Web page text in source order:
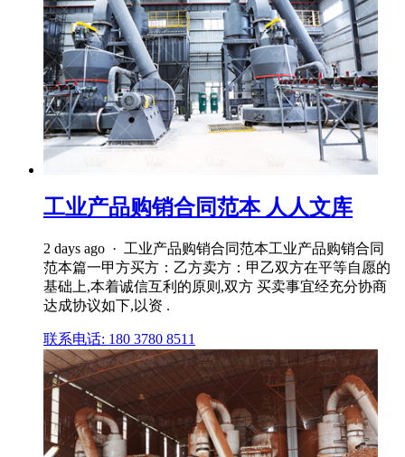
工业产品购销合同范本 人人文库
2 days ago · 工业产品购销合同范本工业产品购销合同
范本篇一甲方买方：乙方卖方：甲乙双方在平等自愿的
基础上,本着诚信互利的原则,双方 买卖事宜经充分协商
达成协议如下,以资 .
联系电话: 180 3780 8511